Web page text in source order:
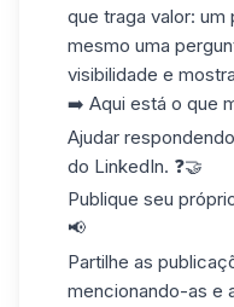
que traga valor: um
mesmo uma
visibilidade e
➡️ Aqui está o que
Ajudar
do LinkedIn. ❓🤝
Publique seu
📢
Partilhe as
mencionando-as e